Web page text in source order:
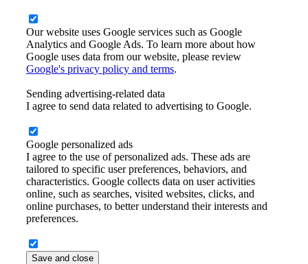
Our website uses Google services such as Google
Analytics and Google Ads. To learn more about how
Google uses data from our website, please review
Google's privacy policy and terms.
Sending advertising-related data
I agree to send data related to advertising to Google.
Google personalized ads
I agree to the use of personalized ads. These ads are
tailored to specific user preferences, behaviors, and
characteristics. Google collects data on user activities
online, such as searches, visited websites, clicks, and
online purchases, to better understand their interests and
preferences.
Save and close